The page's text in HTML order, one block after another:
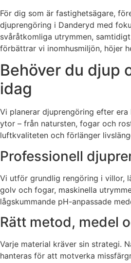
För dig som är fastighetsägare,
djuprengöring i Danderyd med
svåråtkomliga utrymmen,
förbättrar vi inomhusmiljön, höjer
Behöver du djup
idag
Vi planerar djuprengöring efter
ytor – från natursten, fogar och
luftkvaliteten och förlänger
Professionell
Vi utför grundlig rengöring i villor,
golv och fogar, maskinella
lågskummande pH-anpassade
Rätt metod, medel
Varje material kräver sin strategi.
hanteras för att motverka